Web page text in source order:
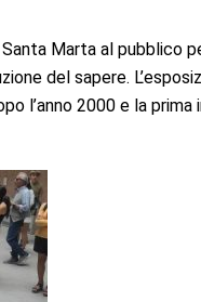
Marta al pubblico
del sapere.
l’anno 2000 e la prima